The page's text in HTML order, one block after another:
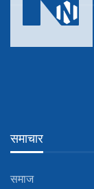
समाचार
समाज